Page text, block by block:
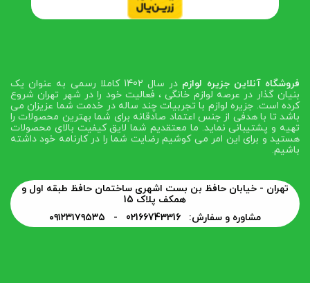
فروشگاه آنلاین جزیره لوازم
در سال 1402 کاملا رسمی به عنوان یک
بنیان گذار در عرصه لوازم خانگی ، فعالیت خود را در شهر تهران شروع
کرده است. جزیره لوازم با تجربیات چند ساله در خدمت شما عزیزان می
باشد تا با هدفی از جنس اعتماد صادقانه برای شما بهترین محصولات را
تهیه و پشتیبانی نماید. ما معتقدیم شما لایق کیفیت بالای محصولات
هستید و برای این امر می کوشیم رضایت شما را در کارنامه خود داشته
باشیم.
تهران - خیابان حافظ بن بست اشهری ساختمان حافظ طبقه اول و
همکف پلاک 15
مشاوره و سفارش: 02166743316 -
۰۹۱۲۳۱۷۹۵۳۵